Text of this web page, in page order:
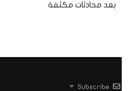
بعد محادثات مكثفة
Subscribe